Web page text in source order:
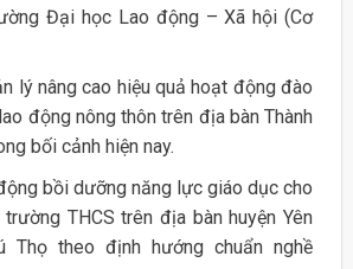
Đại học Lao động – Xã hội (Cơ
lý nâng cao hiệu quả hoạt động đào
động nông thôn trên địa bàn Thành
bối cảnh hiện nay.
bồi dưỡng năng lực giáo dục cho
THCS trên địa bàn huyện Yên
Thọ theo định hướng chuẩn nghề